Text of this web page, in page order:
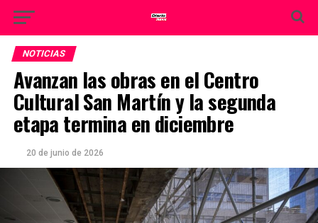
NOTICIAS
Avanzan las obras en el Centro
Cultural San Martín y la segunda
etapa termina en diciembre
20 de junio de 2026